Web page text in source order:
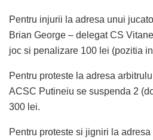
Pentru injurii la adresa unui
Brian George – delegat CS
joc si penalizare 100 lei (pozitia
Pentru proteste la adresa
ACSC Putineiu se suspenda 2
300 lei.
Pentru proteste si jigniri la